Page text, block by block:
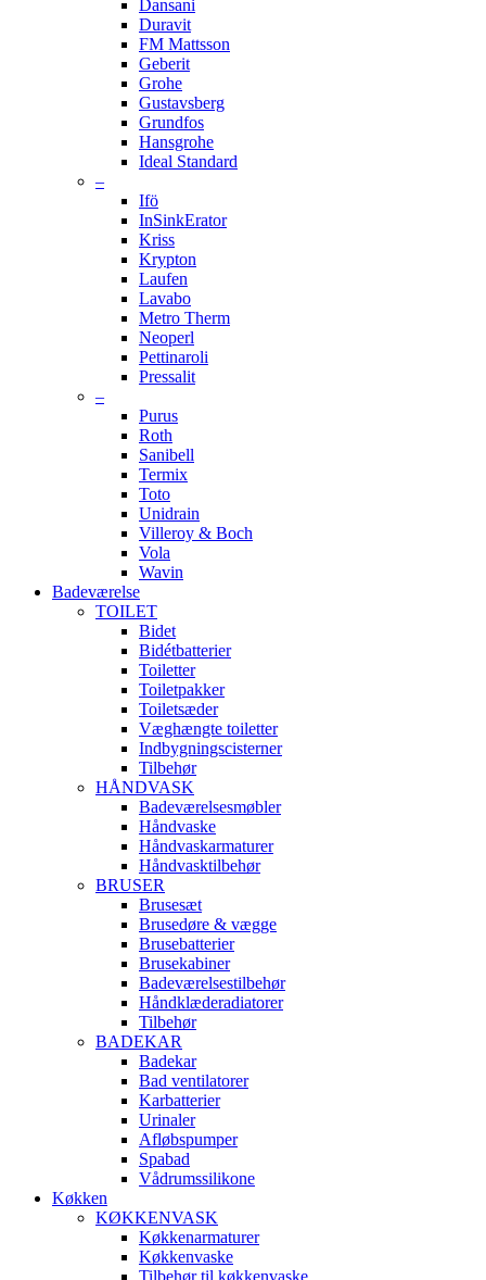
Dansani
Duravit
FM Mattsson
Geberit
Grohe
Gustavsberg
Grundfos
Hansgrohe
Ideal Standard
–
Ifö
InSinkErator
Kriss
Krypton
Laufen
Lavabo
Metro Therm
Neoperl
Pettinaroli
Pressalit
–
Purus
Roth
Sanibell
Termix
Toto
Unidrain
Villeroy & Boch
Vola
Wavin
Badeværelse
TOILET
Bidet
Bidétbatterier
Toiletter
Toiletpakker
Toiletsæder
Væghængte toiletter
Indbygningscisterner
Tilbehør
HÅNDVASK
Badeværelsesmøbler
Håndvaske
Håndvaskarmaturer
Håndvasktilbehør
BRUSER
Brusesæt
Brusedøre & vægge
Brusebatterier
Brusekabiner
Badeværelsestilbehør
Håndklæderadiatorer
Tilbehør
BADEKAR
Badekar
Bad ventilatorer
Karbatterier
Urinaler
Afløbspumper
Spabad
Vådrumssilikone
Køkken
KØKKENVASK
Køkkenarmaturer
Køkkenvaske
Tilbehør til køkkenvaske